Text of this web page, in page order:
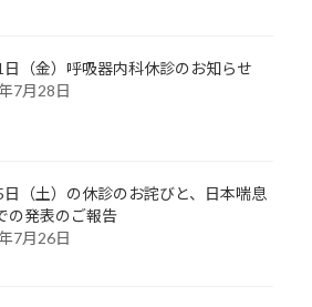
日（金）呼吸器内科休診のお知らせ
7月28日
日（土）の休診のお詫びと、日本喘息
の発表のご報告
7月26日